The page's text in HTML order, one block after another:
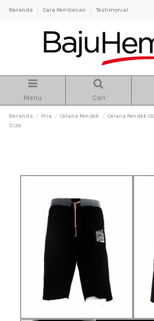
Beranda Cara Pembelian Testimonial
Menu Cari
Beranda Pria Celana Pendek
Celana Pendek
Size